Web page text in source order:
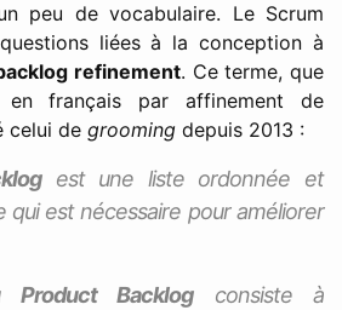
peu de vocabulaire. Le Scrum
liées à la conception à
refinement. Ce terme, que
en français par affinement de
celui de grooming depuis 2013 :
est une liste ordonnée et
est nécessaire pour améliorer
Product Backlogconsiste à